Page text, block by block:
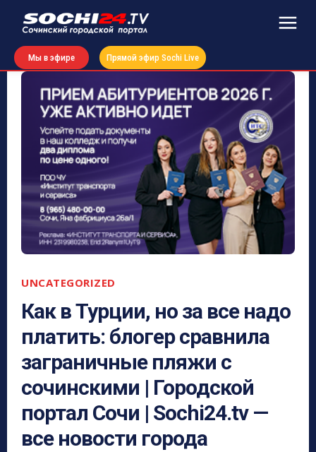
Мы в эфире Прямой эфир Sochi Live
UNCATEGORIZED
Как в Турции, но за все надо
платить: блогер сравнила
заграничные пляжи с
сочинскими | Городской
портал Сочи | Sochi24.tv —
все новости города